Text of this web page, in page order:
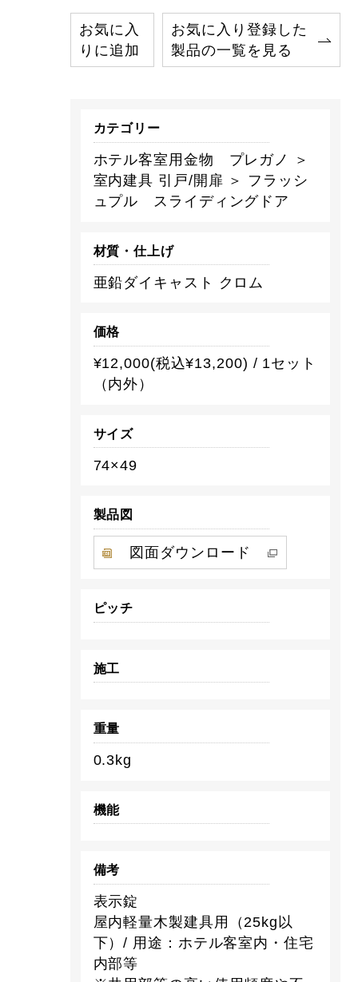
お気に入
りに追加
お気に入り登録した
製品の一覧を見る
カテゴリー
ホテル客室用金物 プレガノ ＞
室内建具 引戸/開扉 ＞ フラッシ
ュプル スライディングドア
材質・仕上げ
亜鉛ダイキャスト クロム
価格
¥12,000(税込¥13,200) / 1セット
（内外）
サイズ
74×49
製品図
図面ダウンロード
ピッチ
施工
重量
0.3kg
機能
備考
表示錠
屋内軽量木製建具用（25kg以
下）/ 用途：ホテル客室内・住宅
内部等